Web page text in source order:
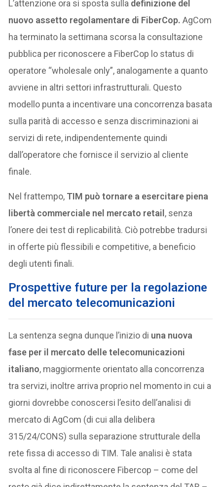
L’attenzione ora si sposta sulla definizione del
nuovo assetto regolamentare di FiberCop.AgCom
ha terminato la settimana scorsa la consultazione
pubblica per riconoscere a FiberCop lo status di
operatore “wholesale only”, analogamente a quanto
avviene in altri settori infrastrutturali. Questo
modello punta a incentivare una concorrenza basata
sulla parità di accesso e senza discriminazioni ai
servizi di rete, indipendentemente quindi
dall’operatore che fornisce il servizio al cliente
finale.
Nel frattempo, TIM può tornare a esercitare piena
libertà commerciale nel mercato retail, senza
l’onere dei test di replicabilità. Ciò potrebbe tradursi
in offerte più flessibili e competitive, a beneficio
degli utenti finali.
Prospettive future per la regolazione
del mercato telecomunicazioni
La sentenza segna dunque l’inizio di una nuova
fase per il mercato delle telecomunicazioni
italiano, maggiormente orientato alla concorrenza
tra servizi, inoltre arriva proprio nel momento in cui a
giorni dovrebbe conoscersi l’esito dell’analisi di
mercato di AgCom (di cui alla delibera
315/24/CONS) sulla separazione strutturale della
rete fissa di accesso di TIM. Tale analisi è stata
svolta al fine di riconoscere Fibercop – come del